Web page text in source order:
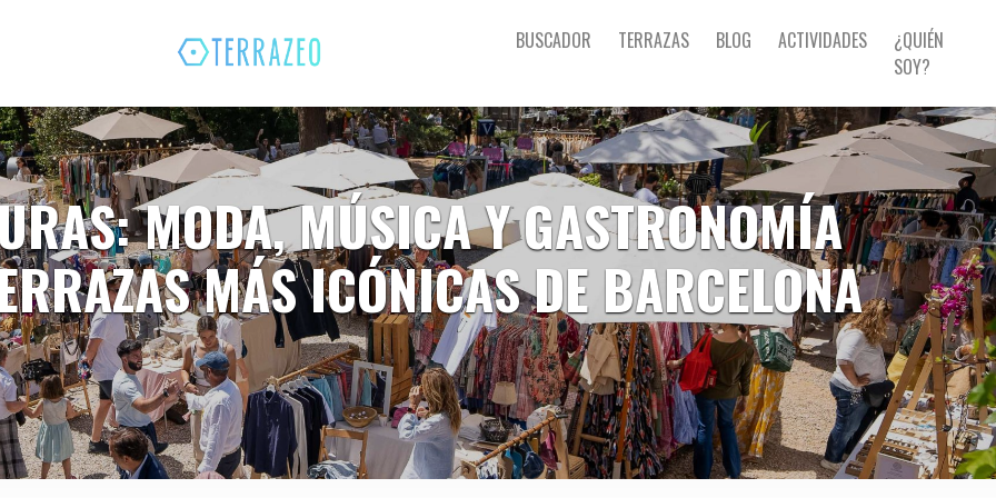
BUSCADOR TERRAZAS BLOG ACTIVIDADES
¿QUIÉN
SOY?
MODA, MÚSICA Y GASTRONOMÍA
MÁS ICÓNICAS DE BARCELONA